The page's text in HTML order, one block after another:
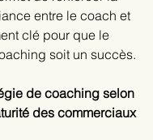
entre le coach et
clé pour que le
soit un succès.
de coaching selon
des commerciaux